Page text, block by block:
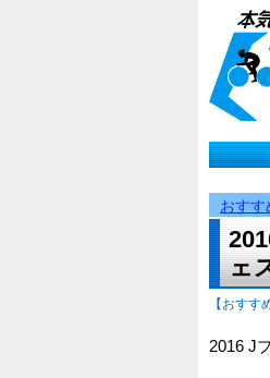
おすす
ェ
【おすす
2016 J